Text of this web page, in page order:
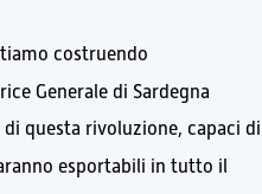
costruendo
Generale di Sardegna
questa rivoluzione, capaci di
esportabili in tutto il